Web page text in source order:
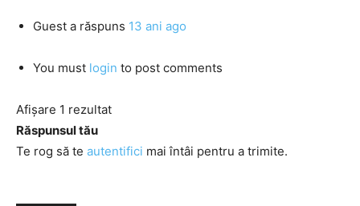
Guest a răspuns 13 ani ago
You must login to post comments
Afișare 1 rezultat
Răspunsul tău
Te rog să te autentifici mai întâi pentru a trimite.